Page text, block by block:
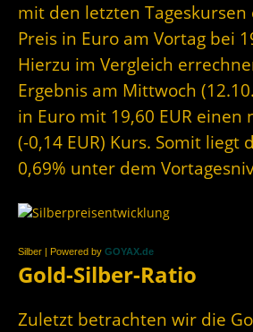
mit den letzten
Preis in Euro am Vortag bei
Hierzu im Vergleich
Ergebnis am Mittwoch
in Euro mit 19,60 EUR einen
(-0,14 EUR) Kurs. Somit liegt
0,69% unter dem
Silber | Powered by GOYAX.de
Gold-Silber-Ratio
Zuletzt betrachten wir die